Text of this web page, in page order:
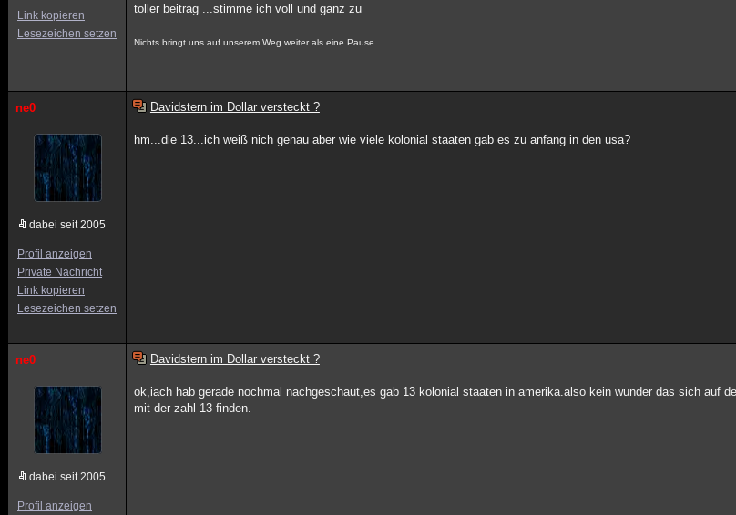
Link kopieren
Lesezeichen setzen
toller beitrag ...stimme ich voll und ganz zu
Nichts bringt uns auf unserem Weg weiter als eine Pause
ne0
dabei seit 2005
Profil anzeigen
Private Nachricht
Link kopieren
Lesezeichen setzen
Davidstern im Dollar versteckt ?
hm...die 13...ich weiß nich genau aber wie viele kolonial staaten gab es zu anfang in den usa?
ne0
dabei seit 2005
Profil anzeigen
Davidstern im Dollar versteckt ?
ok,iach hab gerade nochmal nachgeschaut,es gab 13 kolonial staaten in amerika.also kein wunder das sich auf
mit der zahl 13 finden.